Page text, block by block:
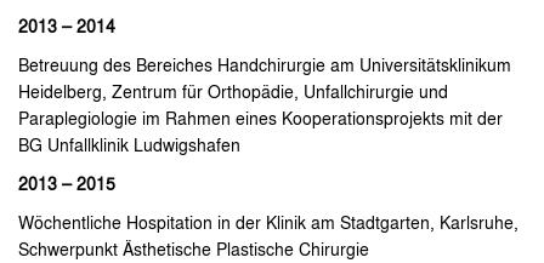
2013 – 2014
Betreuung des Bereiches Handchirurgie am Universitätsklinikum
Heidelberg, Zentrum für Orthopädie, Unfallchirurgie und
Paraplegiologie im Rahmen eines Kooperationsprojekts mit der
BG Unfallklinik Ludwigshafen
2013 – 2015
Wöchentliche Hospitation in der Klinik am Stadtgarten, Karlsruhe,
Schwerpunkt Ästhetische Plastische Chirurgie